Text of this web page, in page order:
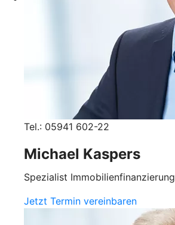
Tel.: 05941 602-22
Michael Kaspers
Spezialist Immobilienfinanzierung
Jetzt Termin vereinbaren